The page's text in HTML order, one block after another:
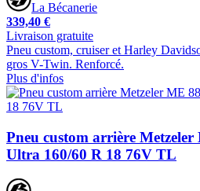
La Bécanerie
339,40 €
Livraison gratuite
Pneu custom, cruiser et Harley
gros V-Twin. Renforcé.
Plus d'infos
Pneu custom arrière
Ultra 160/60 R 18 76V TL